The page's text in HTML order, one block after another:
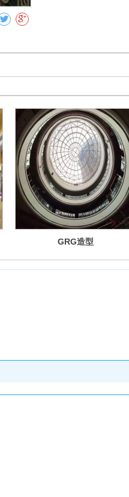
GRG造型